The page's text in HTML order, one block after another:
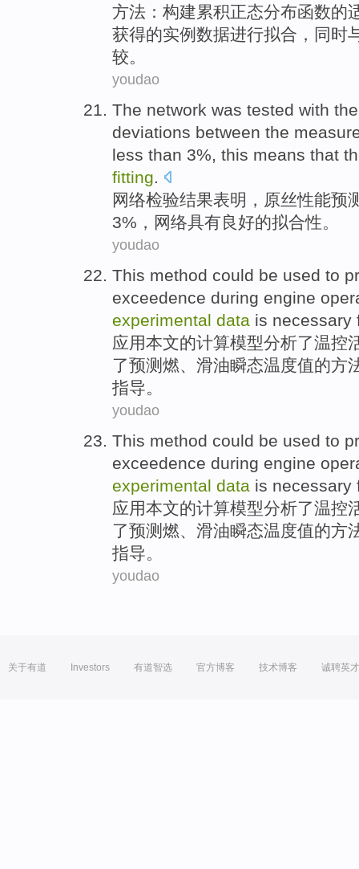
方法 ： 构建累积正态分布函数的
获得的实例 数据进行拟合， 同时
较。
youdao
The network was tested with
deviations between the
less than 3%, this means that
fitting.
网络检验结果表明 ，原丝性能预
3%，网络具有良好的拟合性。
youdao
This method could be used to
exceedence during engine
experimental data is necessary
应用本文的计算模型分析了温控
了预测 燃、滑油瞬态温度值的方
指导。
youdao
This method could be used to
exceedence during engine
experimental data is necessary
应用本文的计算模型分析了温控
了预测 燃、滑油瞬态温度值的方
指导。
youdao
关于有道 Investors 有道智选 官方博客 技术博客 诚聘英才